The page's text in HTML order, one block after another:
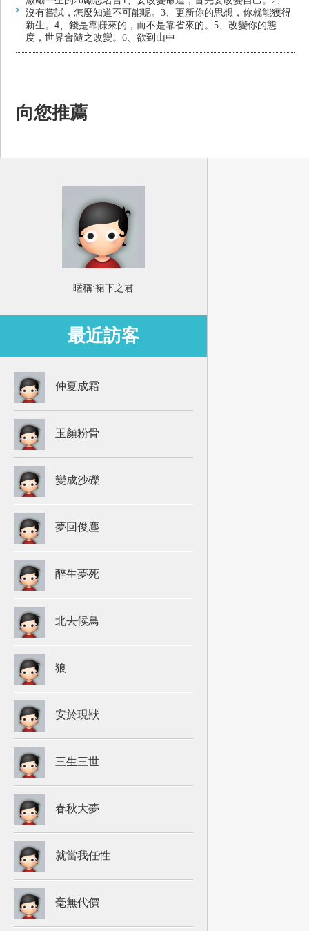
沒有嘗試，怎麼知道不可能呢。3、更新你的思想，你就能獲得
新生。4、錢是靠賺來的，而不是靠省來的。5、改變你的態
度，世界會隨之改變。6、欲到山中
向您推薦
暱稱:裙下之君
最近訪客
仲夏成霜
玉顏粉骨
變成沙礫
夢回俊塵
醉生夢死
北去候鳥
狼
安於現狀
三生三世
春秋大夢
就當我任性
毫無代價